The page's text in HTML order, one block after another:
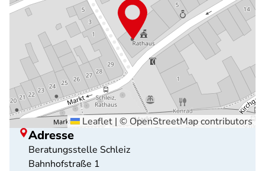
Leaflet | © OpenStreetMapcontributors
Adresse
Beratungsstelle Schleiz
Bahnhofstraße 1